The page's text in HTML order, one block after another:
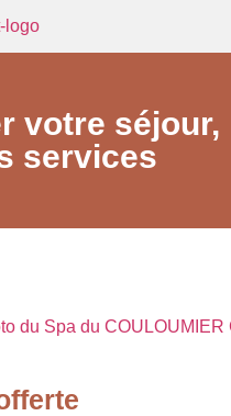
votre séjour,
services